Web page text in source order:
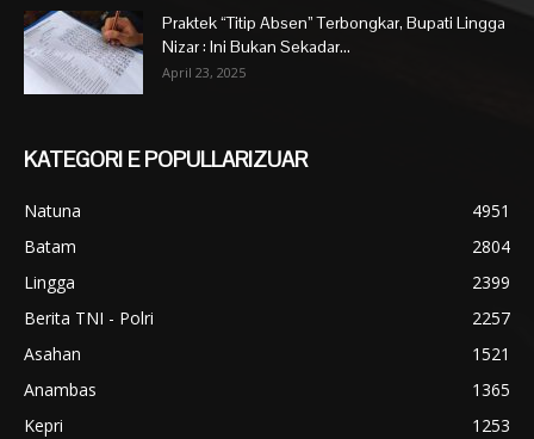
Praktek “Titip Absen” Terbongkar, Bupati Lingga
Nizar : Ini Bukan Sekadar...
April 23, 2025
KATEGORI E POPULLARIZUAR
Natuna
4951
Batam
2804
Lingga
2399
Berita TNI - Polri
2257
Asahan
1521
Anambas
1365
Kepri
1253